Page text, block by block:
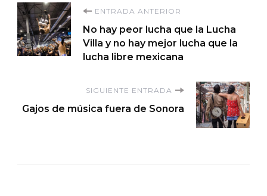
Navegación
de
ENTRADA ANTERIOR
No hay peor lucha que la Lucha
Villa y no hay mejor lucha que la
lucha libre mexicana
SIGUIENTE ENTRADA
Gajos de música fuera de Sonora